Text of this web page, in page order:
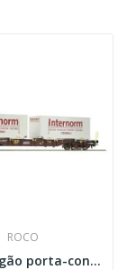
ROCO
67312 Vagão porta-contentores, ÖBB Esc H0